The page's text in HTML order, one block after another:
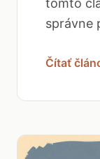
tomto
správne
Čítať